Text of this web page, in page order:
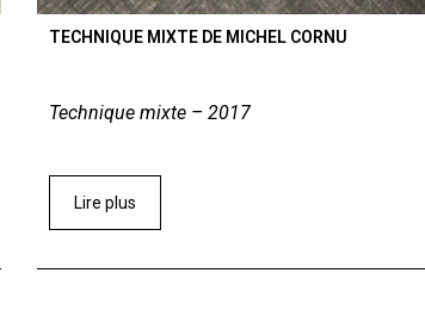
TECHNIQUE MIXTE DE MICHEL CORNU
Technique mixte – 2017
Lire plus